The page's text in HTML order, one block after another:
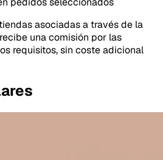
asociadas a través de la
una comisión por las
requisitos, sin coste adicional